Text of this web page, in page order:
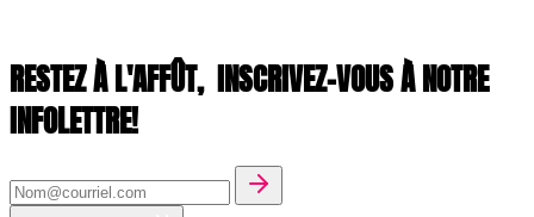
RESTEZ À L'AFFÛT, INSCRIVEZ-VOUS À NOTRE
INFOLETTRE!